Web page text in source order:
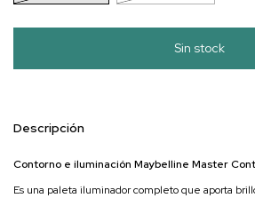
Descripción
Contorno e iluminación Maybelline Master
Es una paleta iluminador completo que aporta